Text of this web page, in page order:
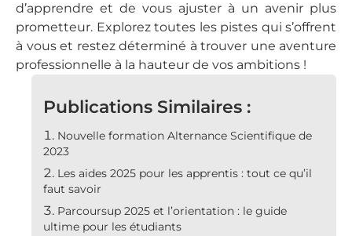
d’apprendre et de vous ajuster à un avenir plus
prometteur. Explorez toutes les pistes qui s’offrent
à vous et restez déterminé à trouver une aventure
professionnelle à la hauteur de vos ambitions !
Publications Similaires :
Nouvelle formation Alternance Scientifique de
2023
Les aides 2025 pour les apprentis : tout ce qu’il
faut savoir
Parcoursup 2025 et l’orientation : le guide
ultime pour les étudiants